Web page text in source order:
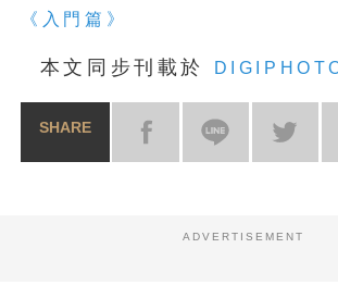
《入門篇》
本文同步刊載於
SHARE
ADVERTISEMENT